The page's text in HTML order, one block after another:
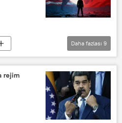
ABD
Konseyi
Daha fazlası 9
rejim